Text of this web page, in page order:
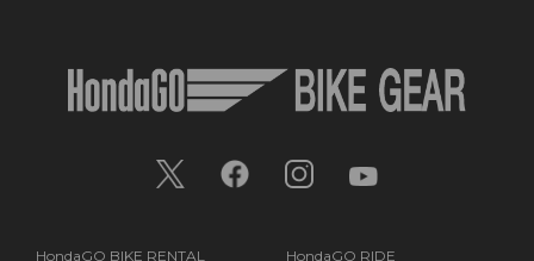
HondaGO BIKE RENTAL HondaGO RIDE